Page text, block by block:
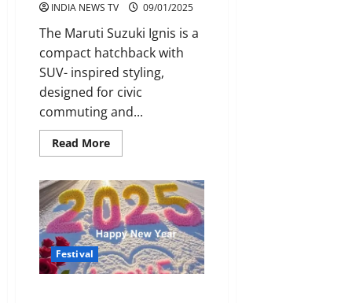
INDIA NEWS TV 09/01/2025
The Maruti Suzuki Ignis is a
compact hatchback with
SUV- inspired styling,
designed for civic
commuting and...
Read MoreRead
more
Suzuki
Ignis
is
Compact
Urban
SUV”
Festival